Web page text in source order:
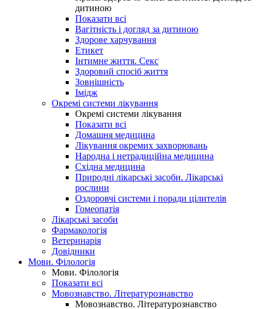
дитиною
Показати всі
Вагітність і догляд за дитиною
Здорове харчування
Етикет
Інтимне життя. Секс
Здоровий спосіб життя
Зовнішність
Імідж
Окремі системи лікування
Окремі системи лікування
Показати всі
Домашня медицина
Лікування окремих захворювань
Народна і нетрадиційна медицина
Східна медицина
Природні лікарські засоби. Лікарські
рослини
Оздоровчі системи і поради цілителів
Гомеопатія
Лікарські засоби
Фармакологія
Ветеринарія
Довідники
Мови. Філологія
Мови. Філологія
Показати всі
Мовознавство. Літературознавство
Мовознавство. Літературознавство